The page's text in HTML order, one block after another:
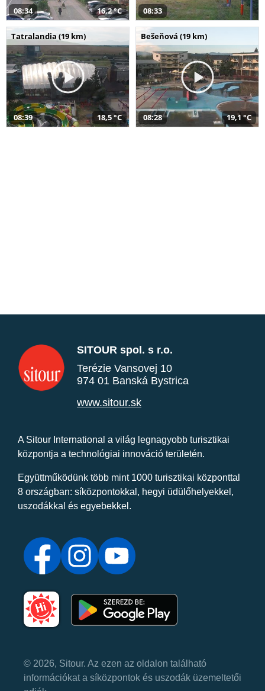
08:34 16,2 °C 08:33
Tatralandia (19 km)
08:39 18,5 °C
Bešeňová (19 km)
08:28 19,1 °C
SITOUR spol. s r.o.
Terézie Vansovej 10
974 01 Banská Bystrica
www.sitour.sk
A Sitour International a világ legnagyobb turisztikai
központja a technológiai innováció területén.
Együttműködünk több mint 1000 turisztikai központtal
8 országban: síközpontokkal, hegyi üdülőhelyekkel,
uszodákkal és egyebekkel.
© 2026, Sitour. Az ezen az oldalon található
információkat a síközpontok és uszodák üzemeltetői